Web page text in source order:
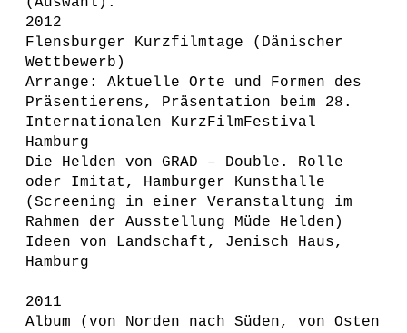
2012
Flensburger Kurzfilmtage (Dänischer
Wettbewerb)
Arrange: Aktuelle Orte und Formen des
Präsentierens, Präsentation beim 28.
Internationalen KurzFilmFestival
Hamburg
Die Helden von GRAD – Double. Rolle
oder Imitat, Hamburger Kunsthalle
(Screening in einer Veranstaltung im
Rahmen der Ausstellung Müde Helden)
Ideen von Landschaft, Jenisch Haus,
Hamburg
2011
Album (von Norden nach Süden, von Osten